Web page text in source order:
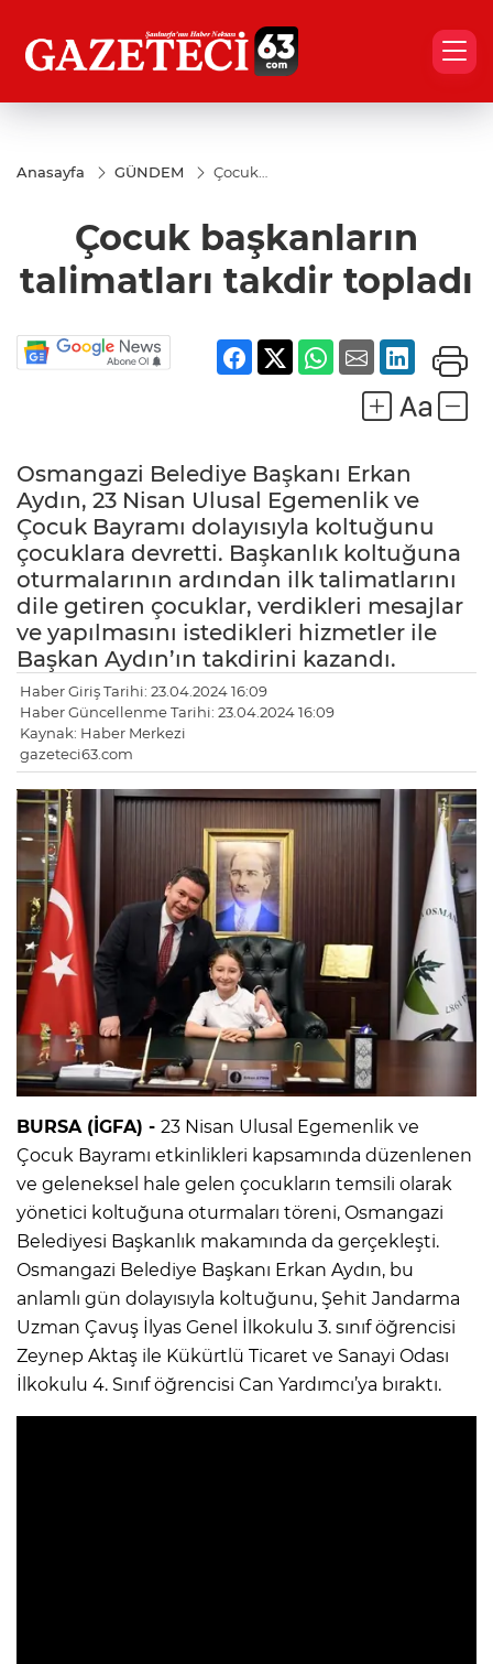
Anasayfa GÜNDEM
Çocuk
topladı
Çocuk başkanların
talimatları takdir topladı
Osmangazi Belediye Başkanı Erkan
Aydın, 23 Nisan Ulusal Egemenlik ve
Çocuk Bayramı dolayısıyla koltuğunu
çocuklara devretti. Başkanlık koltuğuna
oturmalarının ardından ilk talimatlarını
dile getiren çocuklar, verdikleri mesajlar
ve yapılmasını istedikleri hizmetler ile
Başkan Aydın’ın takdirini kazandı.
Haber Giriş Tarihi: 23.04.2024 16:09
Haber Güncellenme Tarihi: 23.04.2024 16:09
Kaynak: Haber Merkezi
gazeteci63.com
BURSA (İGFA) - 23 Nisan Ulusal Egemenlik ve
Çocuk Bayramı etkinlikleri kapsamında düzenlenen
ve geleneksel hale gelen çocukların temsili olarak
yönetici koltuğuna oturmaları töreni, Osmangazi
Belediyesi Başkanlık makamında da gerçekleşti.
Osmangazi Belediye Başkanı Erkan Aydın, bu
anlamlı gün dolayısıyla koltuğunu, Şehit Jandarma
Uzman Çavuş İlyas Genel İlkokulu 3. sınıf öğrencisi
Zeynep Aktaş ile Kükürtlü Ticaret ve Sanayi Odası
İlkokulu 4. Sınıf öğrencisi Can Yardımcı’ya bıraktı.